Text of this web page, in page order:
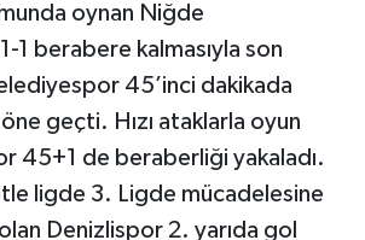
oynan Niğde
1 berabere kalmasıyla son
45’inci dakikada
geçti. Hızı ataklarla oyun
45+1 de beraberliği yakaladı.
ligde 3. Ligde mücadelesine
Denizlispor 2. yarıda gol